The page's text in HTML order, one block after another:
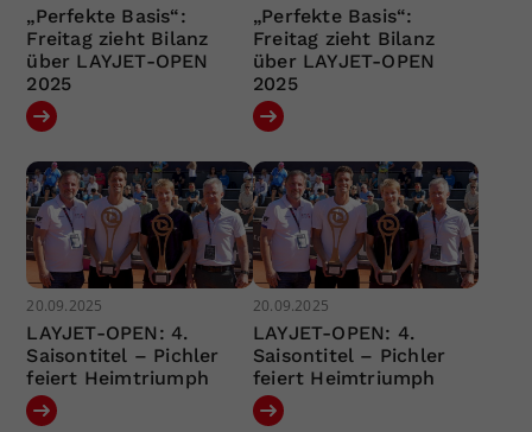
„Perfekte Basis“:
Freitag zieht Bilanz
über LAYJET-OPEN
2025
„Perfekte Basis“:
Freitag zieht Bilanz
über LAYJET-OPEN
2025
20.09.2025
LAYJET-OPEN: 4.
Saisontitel – Pichler
feiert Heimtriumph
20.09.2025
LAYJET-OPEN: 4.
Saisontitel – Pichler
feiert Heimtriumph